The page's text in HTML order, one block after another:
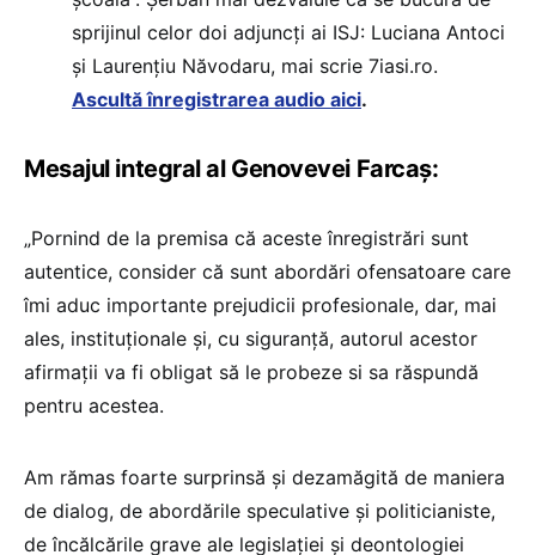
sprijinul celor doi adjuncți ai ISJ: Luciana Antoci
și Laurențiu Năvodaru, mai scrie 7iasi.ro.
Ascultă înregistrarea audio aici.
Mesajul integral al Genovevei Farcaș:
„Pornind de la premisa că aceste înregistrări sunt
autentice, consider că sunt abordări ofensatoare care
îmi aduc importante prejudicii profesionale, dar, mai
ales, instituționale și, cu siguranță, autorul acestor
afirmații va fi obligat să le probeze si sa răspundă
pentru acestea.
Am rămas foarte surprinsă și dezamăgită de maniera
de dialog, de abordările speculative și politicianiste,
de încălcările grave ale legislației și deontologiei